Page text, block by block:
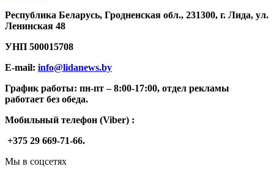
Республика Беларусь, Гродненская обл., 231300, г. Лида, ул.
Ленинская 48
УНП 500015708
E-mail: info@lidanews.by
График работы: пн-пт –8:00-17:00, отдел рекламы
работает без обеда.
Мобильный телефон (Viber) :
+375 29 669-71-66.
Мы в соцсетях